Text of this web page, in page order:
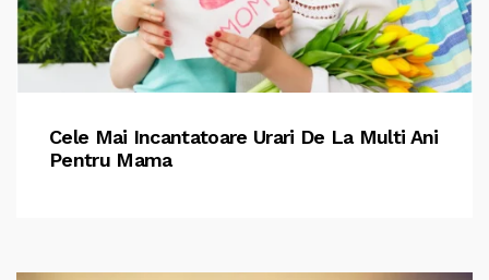
Cele Mai Incantatoare Urari De La Multi Ani
Pentru Mama